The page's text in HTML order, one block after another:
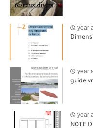
year
year
guide
year
NOTE